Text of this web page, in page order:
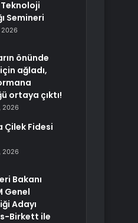
Semineri
2026
önünde
ağladı,
ortaya çıktı!
2026
Çilek Fidesi
2026
Bakanı
Genel
Adayı
Birkett ile